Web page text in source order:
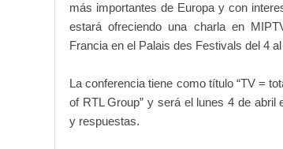
más importantes de Europa y con
estará ofreciendo una charla en
Francia en el Palais des Festivals del 4
La conferencia tiene como título “TV =
of RTL Group” y será el lunes 4 de abril
y respuestas.